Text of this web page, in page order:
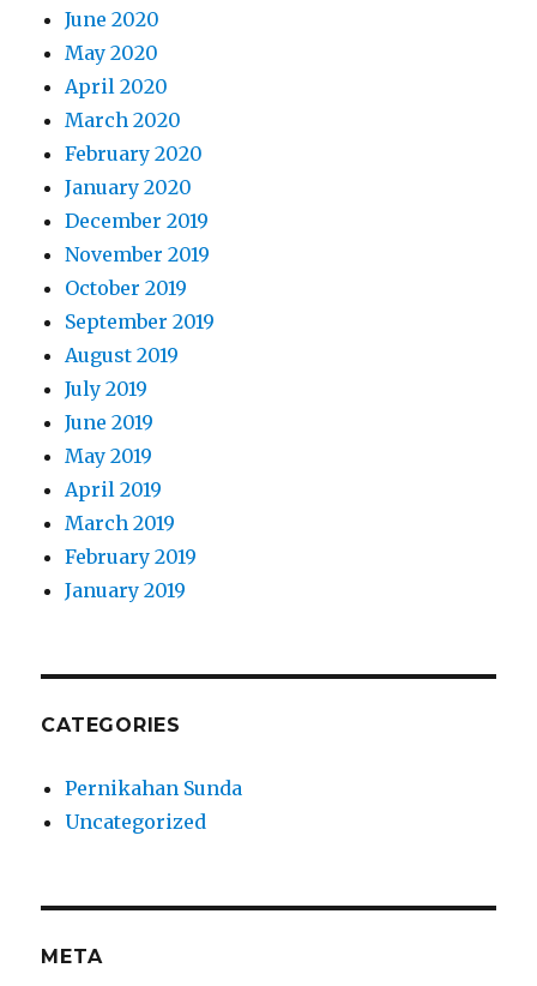
June 2020
May 2020
April 2020
March 2020
February 2020
January 2020
December 2019
November 2019
October 2019
September 2019
August 2019
July 2019
June 2019
May 2019
April 2019
March 2019
February 2019
January 2019
CATEGORIES
Pernikahan Sunda
Uncategorized
META